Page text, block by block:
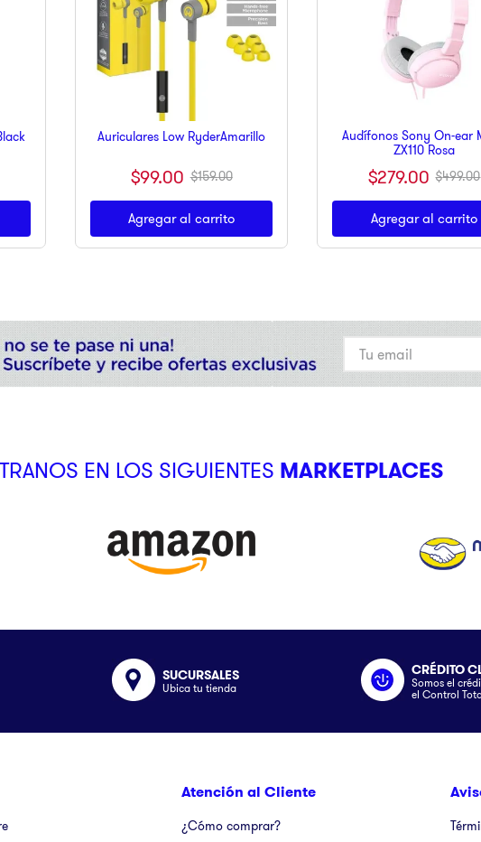
Auriculares Low RyderAmarillo
$99.00 $159.00
Agregar al carrito
Audífonos Sony On-ear
ZX110 Rosa
$279.00 $499.00
Agregar al carrito
EN LOS SIGUIENTES MARKETPLACES
SUCURSALES
Ubica tu tienda
CRÉDITO
Somos el
el Control
Atención al Cliente
¿Cómo comprar?